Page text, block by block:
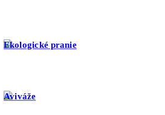
Ekologické pranie
Aviváže